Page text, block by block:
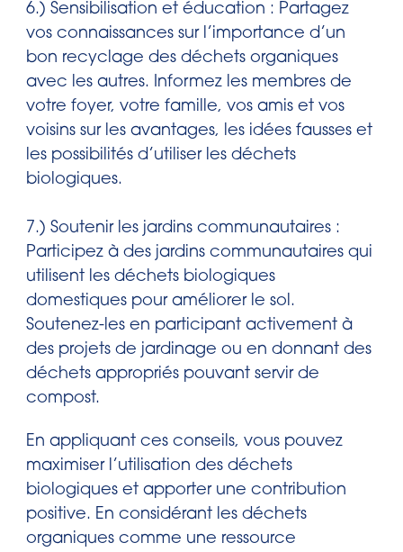
6.) Sensibilisation et éducation : Partagez
vos connaissances sur l’importance d’un
bon recyclage des déchets organiques
avec les autres. Informez les membres de
votre foyer, votre famille, vos amis et vos
voisins sur les avantages, les idées fausses et
les possibilités d’utiliser les déchets
biologiques.
7.) Soutenir les jardins communautaires :
Participez à des jardins communautaires qui
utilisent les déchets biologiques
domestiques pour améliorer le sol.
Soutenez-les en participant activement à
des projets de jardinage ou en donnant des
déchets appropriés pouvant servir de
compost.
En appliquant ces conseils, vous pouvez
maximiser l’utilisation des déchets
biologiques et apporter une contribution
positive. En considérant les déchets
organiques comme une ressource